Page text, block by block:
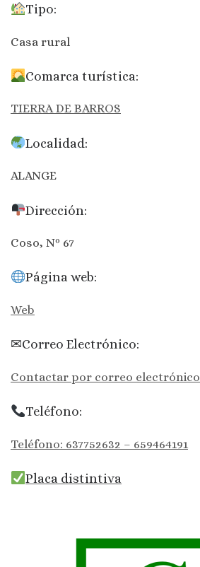
Tipo:
Casa rural
Comarca turística:
TIERRA DE BARROS
Localidad:
ALANGE
Dirección:
Coso, Nº 67
Página web:
Web
✉Correo Electrónico:
Contactar por correo electrónico
Teléfono:
Teléfono: 637752632 – 659464191
Placa distintiva